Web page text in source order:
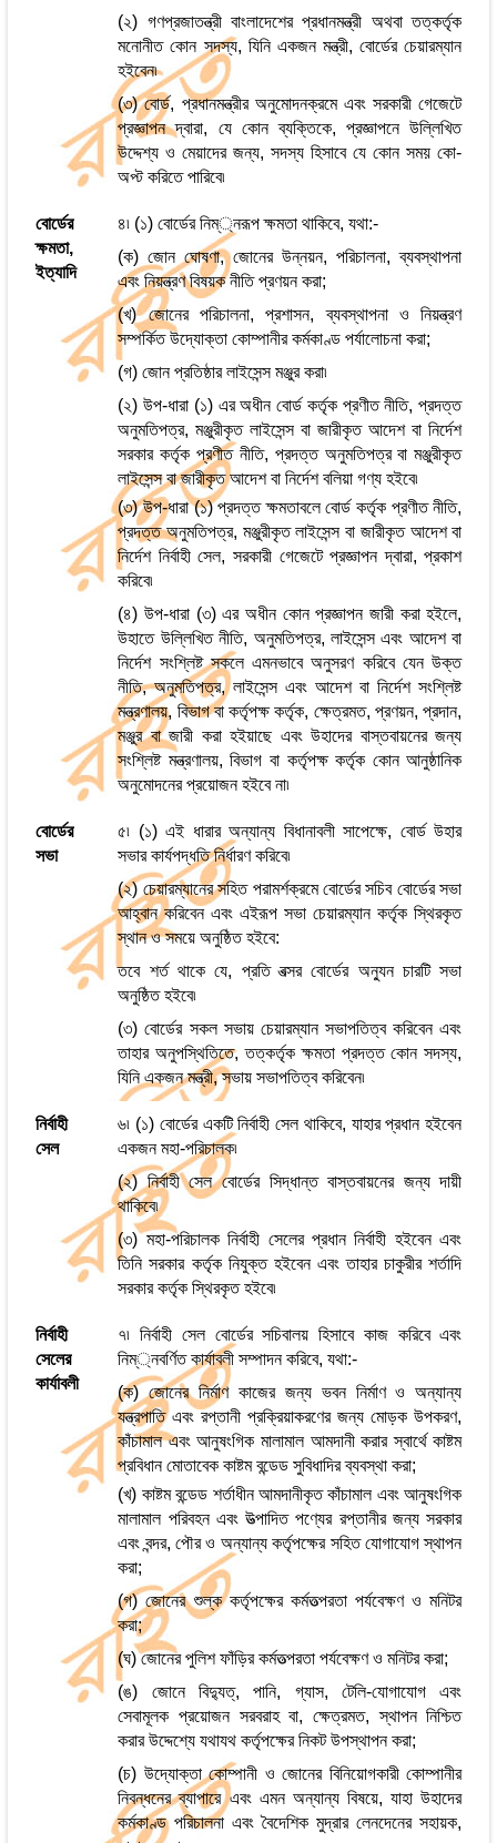
(২) গণপ্রজাতন্ত্রী বাংলাদেশের প্রধানমন্ত্রী অথবা তত্কর্তৃক
মনোনীত কোন সদস্য, যিনি একজন মন্ত্রী, বোর্ডের চেয়ারম্যান
হইবেন৷
(৩) বোর্ড, প্রধানমন্ত্রীর অনুমোদনক্রমে এবং সরকারী গেজেটে
প্রজ্ঞাপন দ্বারা, যে কোন ব্যক্তিকে, প্রজ্ঞাপনে উল্লিখিত
উদ্দেশ্য ও মেয়াদের জন্য, সদস্য হিসাবে যে কোন সময় কো-
অপ্ট করিতে পারিবে৷
বোর্ডের
ক্ষমতা,
ইত্যাদি
৪৷ (১) বোর্ডের নিম্্নরূপ ক্ষমতা থাকিবে, যথা:-
(ক) জোন ঘোষণা, জোনের উন্নয়ন, পরিচালনা, ব্যবস্থাপনা
এবং নিয়ন্ত্রণ বিষয়ক নীতি প্রণয়ন করা;
(খ) জোনের পরিচালনা, প্রশাসন, ব্যবস্থাপনা ও নিয়ন্ত্রণ
সম্পর্কিত উদ্যোক্তা কোম্পানীর কর্মকাণ্ড পর্যালোচনা করা;
(গ) জোন প্রতিষ্ঠার লাইসেন্স মঞ্জুর করা৷
(২) উপ-ধারা (১) এর অধীন বোর্ড কর্তৃক প্রণীত নীতি, প্রদত্ত
অনুমতিপত্র, মঞ্জুরীকৃত লাইসেন্স বা জারীকৃত আদেশ বা নির্দেশ
সরকার কর্তৃক প্রণীত নীতি, প্রদত্ত অনুমতিপত্র বা মঞ্জুরীকৃত
লাইসেন্স বা জারীকৃত আদেশ বা নির্দেশ বলিয়া গণ্য হইবে৷
(৩) উপ-ধারা (১) প্রদত্ত ক্ষমতাবলে বোর্ড কর্তৃক প্রণীত নীতি,
প্রদত্ত অনুমতিপত্র, মঞ্জুরীকৃত লাইসেন্স বা জারীকৃত আদেশ বা
নির্দেশ নির্বাহী সেল, সরকারী গেজেটে প্রজ্ঞাপন দ্বারা, প্রকাশ
করিবে৷
(৪) উপ-ধারা (৩) এর অধীন কোন প্রজ্ঞাপন জারী করা হইলে,
উহাতে উল্লিখিত নীতি, অনুমতিপত্র, লাইসেন্স এবং আদেশ বা
নির্দেশ সংশ্লিষ্ট সকলে এমনভাবে অনুসরণ করিবে যেন উক্ত
নীতি, অনুমতিপত্র, লাইসেন্স এবং আদেশ বা নির্দেশ সংশ্লিষ্ট
মন্ত্রণালয়, বিভাগ বা কর্তৃপক্ষ কর্তৃক, ক্ষেত্রমত, প্রণয়ন, প্রদান,
মঞ্জুর বা জারী করা হইয়াছে এবং উহাদের বাস্তবায়নের জন্য
সংশ্লিষ্ট মন্ত্রণালয়, বিভাগ বা কর্তৃপক্ষ কর্তৃক কোন আনুষ্ঠানিক
অনুমোদনের প্রয়োজন হইবে না৷
বোর্ডের
সভা
৫৷ (১) এই ধারার অন্যান্য বিধানাবলী সাপেক্ষে, বোর্ড উহার
সভার কার্যপদ্ধতি নির্ধারণ করিবে৷
(২) চেয়ারম্যানের সহিত পরামর্শক্রমে বোর্ডের সচিব বোর্ডের সভা
আহ্বান করিবেন এবং এইরূপ সভা চেয়ারম্যান কর্তৃক স্থিরকৃত
স্থান ও সময়ে অনুষ্ঠিত হইবে:
তবে শর্ত থাকে যে, প্রতি বত্সর বোর্ডের অন্যুন চারটি সভা
অনুষ্ঠিত হইবে৷
(৩) বোর্ডের সকল সভায় চেয়ারম্যান সভাপতিত্ব করিবেন এবং
তাহার অনুপস্থিতিতে, তত্কর্তৃক ক্ষমতা প্রদত্ত কোন সদস্য,
যিনি একজন মন্ত্রী, সভায় সভাপতিত্ব করিবেন৷
নির্বাহী
সেল
৬৷ (১) বোর্ডের একটি নির্বাহী সেল থাকিবে, যাহার প্রধান হইবেন
একজন মহা-পরিচালক৷
(২) নির্বাহী সেল বোর্ডের সিদ্ধান্ত বাস্তবায়নের জন্য দায়ী
থাকিবে৷
(৩) মহা-পরিচালক নির্বাহী সেলের প্রধান নির্বাহী হইবেন এবং
তিনি সরকার কর্তৃক নিযুক্ত হইবেন এবং তাহার চাকুরীর শর্তাদি
সরকার কর্তৃক স্থিরকৃত হইবে৷
নির্বাহী
সেলের
কার্যাবলী
৭৷ নির্বাহী সেল বোর্ডের সচিবালয় হিসাবে কাজ করিবে এবং
নিম্্নবর্ণিত কার্যাবলী সম্পাদন করিবে, যথা:-
(ক) জোনের নির্মাণ কাজের জন্য ভবন নির্মাণ ও অন্যান্য
যন্ত্রপাতি এবং রপ্তানী প্রক্রিয়াকরণের জন্য মোড়ক উপকরণ,
কাঁচামাল এবং আনুষংগিক মালামাল আমদানী করার স্বার্থে কাষ্টম
প্রবিধান মোতাবেক কাষ্টম বন্ডেড সুবিধাদির ব্যবস্থা করা;
(খ) কাষ্টম বন্ডেড শর্তাধীন আমদানীকৃত কাঁচামাল এবং আনুষংগিক
মালামাল পরিবহন এবং উত্পাদিত পণ্যের রপ্তানীর জন্য সরকার
এবং বন্দর, পৌর ও অন্যান্য কর্তৃপক্ষের সহিত যোগাযোগ স্থাপন
করা;
(গ) জোনের শুল্ক কর্তৃপক্ষের কর্মতত্পরতা পর্যবেক্ষণ ও মনিটর
করা;
(ঘ) জোনের পুলিশ ফাঁড়ির কর্মতত্পরতা পর্যবেক্ষণ ও মনিটর করা;
(ঙ) জোনে বিদ্যুত্, পানি, গ্যাস, টেলি-যোগাযোগ এবং
সেবামূলক প্রয়োজন সরবরাহ বা, ক্ষেত্রমত, স্থাপন নিশ্চিত
করার উদ্দেশ্যে যথাযথ কর্তৃপক্ষের নিকট উপস্থাপন করা;
(চ) উদ্যোক্তা কোম্পানী ও জোনের বিনিয়োগকারী কোম্পানীর
নিবন্ধনের ব্যাপারে এবং এমন অন্যান্য বিষয়ে, যাহা উহাদের
কর্মকাণ্ড পরিচালনা এবং বৈদেশিক মুদ্রার লেনদেনের সহায়ক,